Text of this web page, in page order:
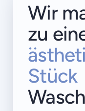
Wir
zu
Stück